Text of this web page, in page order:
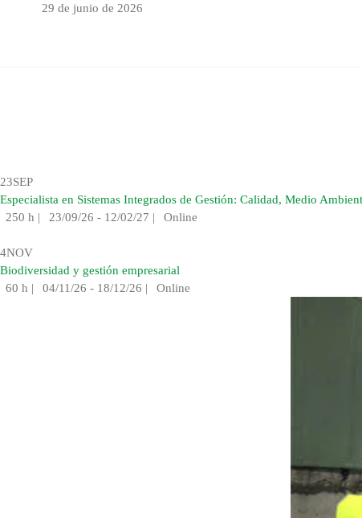
29 de junio de 2026
23SEP
Especialista en Sistemas Integrados de Gestión: Calidad, Medio
250 h | 23/09/26 - 12/02/27 | Online
4NOV
Biodiversidad y gestión empresarial
60 h | 04/11/26 - 18/12/26 | Online